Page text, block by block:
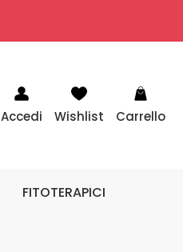
Accedi Wishlist Carrello
FITOTERAPICI